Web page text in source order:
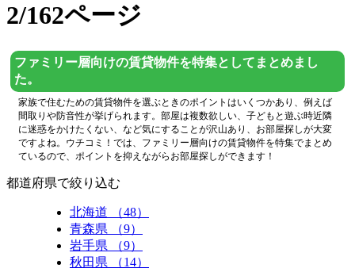
2/162ページ
ファミリー層向けの賃貸物件を特集としてまとめまし
た。
家族で住むための賃貸物件を選ぶときのポイントはいくつかあり、例えば
間取りや防音性が挙げられます。部屋は複数欲しい、子どもと遊ぶ時近隣
に迷惑をかけたくない、など気にすることが沢山あり、お部屋探しが大変
ですよね。ウチコミ！では、ファミリー層向けの賃貸物件を特集でまとめ
ているので、ポイントを抑えながらお部屋探しができます！
都道府県で絞り込む
北海道 （48）
青森県 （9）
岩手県 （9）
秋田県 （14）